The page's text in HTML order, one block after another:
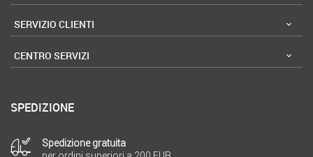
SERVIZIO CLIENTI
CENTRO SERVIZI
SPEDIZIONE
Spedizione gratuita